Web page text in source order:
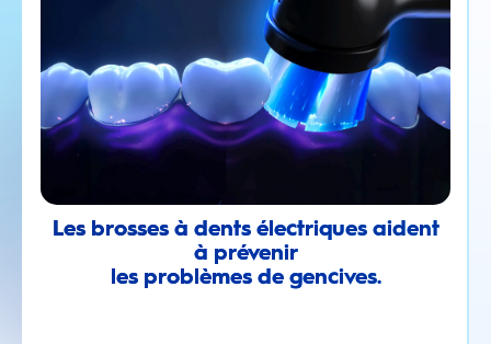
Les brosses à dents électriques aident
à prévenir
les problèmes de gencives.